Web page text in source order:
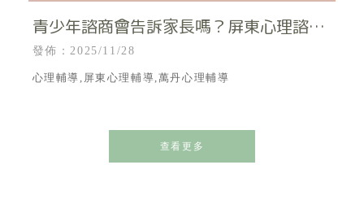
青少年諮商會告訴家長嗎？屏東心理諮詢
｜屏東心理治療所｜屏東青少年心理分析
｜屏東心理輔導
發佈：2025/11/28
心理輔導,屏東心理輔導,萬丹心理輔導
查看更多